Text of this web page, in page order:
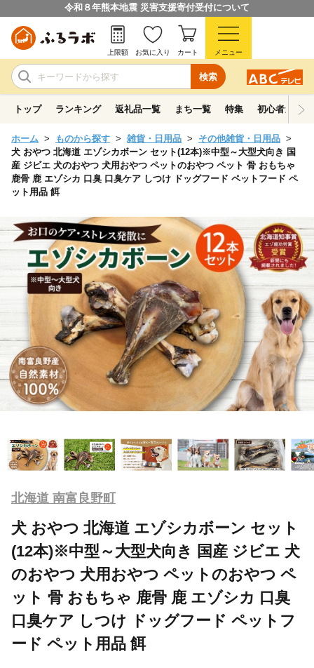
令和８年熊本地震 災害支援寄付受付について
検索
上限額 お気に入り カート メニュー
トップ ランキング 返礼品一覧 まち一覧 特集 初心者ガイド
ホーム ものから探す 雑貨・日用品
その他雑貨・日用品
犬 おやつ 北海道 エゾシカボーン セット(12本)※中型～大型犬向き 国
産 ジビエ 犬のおやつ 犬用おやつ ペットのおやつ ペット 骨 おもちゃ
鹿骨 鹿 エゾシカ 口臭 口臭ケア しつけ ドッグフード ペットフード ペ
ット用品 餌
北海道 南富良野町
犬 おやつ 北海道 エゾシカボーン セット
(12本)※中型～大型犬向き 国産 ジビエ 犬
のおやつ 犬用おやつ ペットのおやつ ペ
ット 骨 おもちゃ 鹿骨 鹿 エゾシカ 口臭
口臭ケア しつけ ドッグフード ペットフ
ード ペット用品 餌